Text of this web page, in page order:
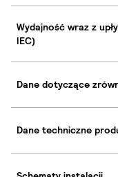
Wydajność wraz z
IEC)
Dane dotyczące
Dane techniczne